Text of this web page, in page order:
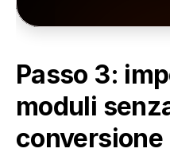
Passo 3:
moduli
conversione